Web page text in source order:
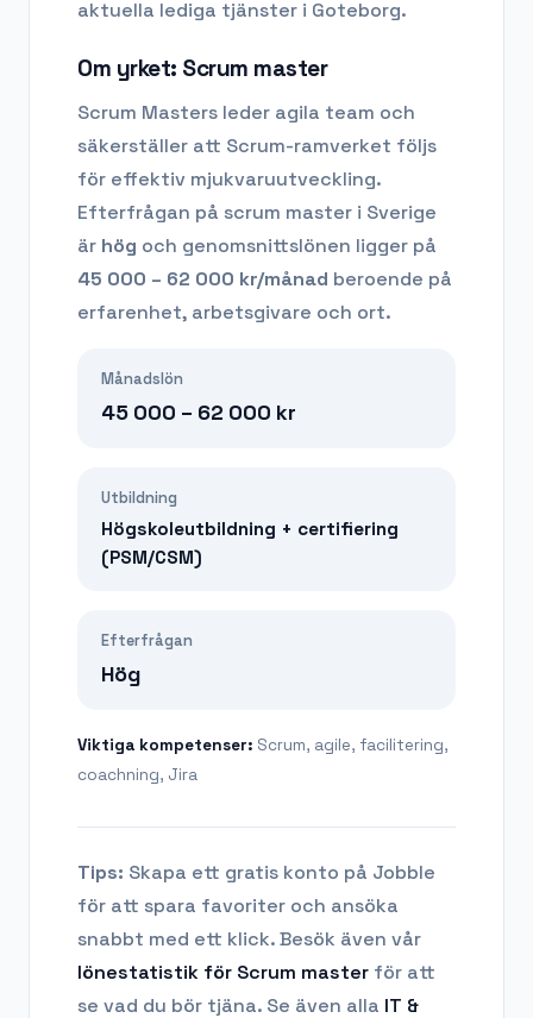
aktuella lediga tjänster i Goteborg.
Om yrket: Scrum master
Scrum Masters leder agila team och
säkerställer att Scrum-ramverket följs
för effektiv mjukvaruutveckling.
Efterfrågan på scrum master i Sverige
är hög och genomsnittslönen ligger på
45 000 – 62 000 kr/månad beroende på
erfarenhet, arbetsgivare och ort.
Månadslön
45 000 – 62 000 kr
Utbildning
Högskoleutbildning + certifiering
(PSM/CSM)
Efterfrågan
Hög
Viktiga kompetenser: Scrum, agile, facilitering,
coachning, Jira
Tips: Skapa ett gratis konto på Jobble
för att spara favoriter och ansöka
snabbt med ett klick. Besök även vår
lönestatistik för Scrum master för att
se vad du bör tjäna. Se även alla IT &